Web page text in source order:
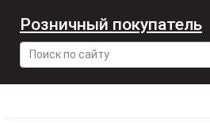
Розничный покупатель